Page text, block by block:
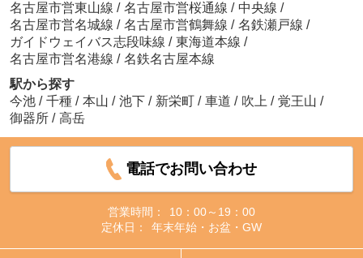
名古屋市営東山線 / 名古屋市営桜通線 / 中央線 /
名古屋市営名城線 / 名古屋市営鶴舞線 / 名鉄瀬戸線 /
ガイドウェイバス志段味線 / 東海道本線 /
名古屋市営名港線 / 名鉄名古屋本線
駅から探す
今池 / 千種 / 本山 / 池下 / 新栄町 / 車道 / 吹上 / 覚王山 /
御器所 / 高岳
電話でお問い合わせ
営業時間：
10：00～19：00
定休日：
年末年始・お盆・GW